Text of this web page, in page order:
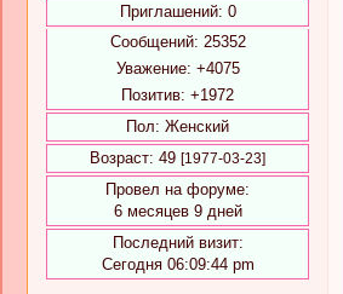
Приглашений: 0
Сообщений: 25352
Уважение: +4075
Позитив: +1972
Пол: Женский
Возраст: 49 [1977-03-23]
Провел на форуме:
6 месяцев 9 дней
Последний визит:
Сегодня 06:09:44 pm